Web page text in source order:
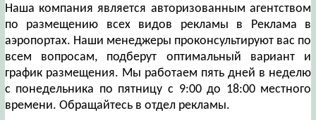
Наша компания является авторизованным агентством
по размещению всех видов рекламы в Реклама в
аэропортах. Наши менеджеры проконсультируют вас по
всем вопросам, подберут оптимальный вариант и
график размещения. Мы работаем пять дней в неделю
с понедельника по пятницу с 9:00 до 18:00 местного
времени. Обращайтесь в отдел рекламы.